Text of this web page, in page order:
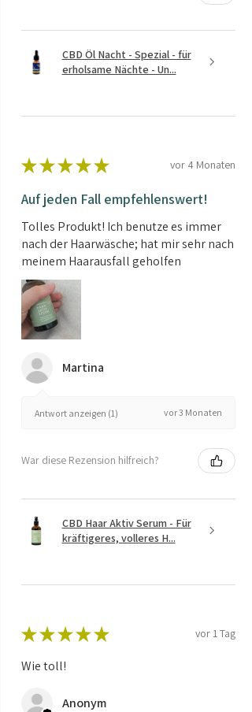
CBD Öl Nacht - Spezial - für
erholsame Nächte - Un...
★ ★ ★ ★ ★ vor 4 Monaten
Auf jeden Fall empfehlenswert!
Tolles Produkt! Ich benutze es immer
nach der Haarwäsche; hat mir sehr nach
meinem Haarausfall geholfen
Martina
Antwort anzeigen (1) vor 3 Monaten
War diese Rezension hilfreich?
CBD Haar Aktiv Serum - Für
kräftigeres, volleres H...
★ ★ ★ ★ ★ vor 1 Tag
Wie toll!
Anonym